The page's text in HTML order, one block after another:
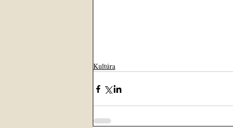
Kultúra